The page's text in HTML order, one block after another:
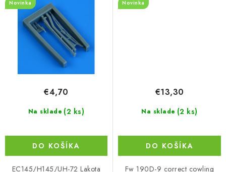
Novinka
Na sklade (2 ks)
€4,70
DO KOŠÍKA
EC145/H145/UH-72 Lakota
Novinka
Na sklade (2 ks)
€13,30
DO KOŠÍKA
Fw 190D-9 correct cowling